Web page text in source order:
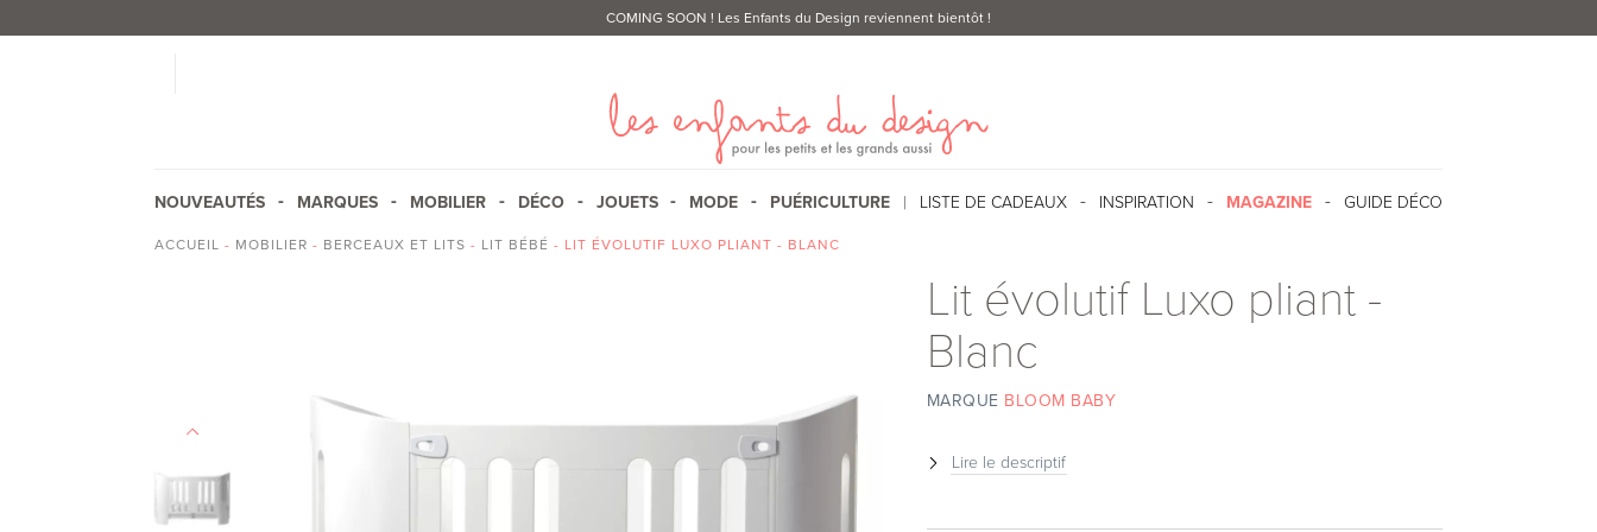
COMING SOON ! Les Enfants du Design reviennent bientôt !
NOUVEAUTÉS MARQUES MOBILIER DÉCO JOUETS MODE PUÉRICULTURE LISTE DE CADEAUX INSPIRATION MAGAZINE GUIDE DÉCO
ACCUEIL - MOBILIER - BERCEAUX ET LITS - LIT BÉBÉ - LIT ÉVOLUTIF LUXO PLIANT - BLANC
Lit évolutif Luxo pliant -
Blanc
MARQUE BLOOM BABY
Lire le descriptif